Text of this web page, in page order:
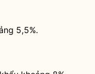
5,5%.